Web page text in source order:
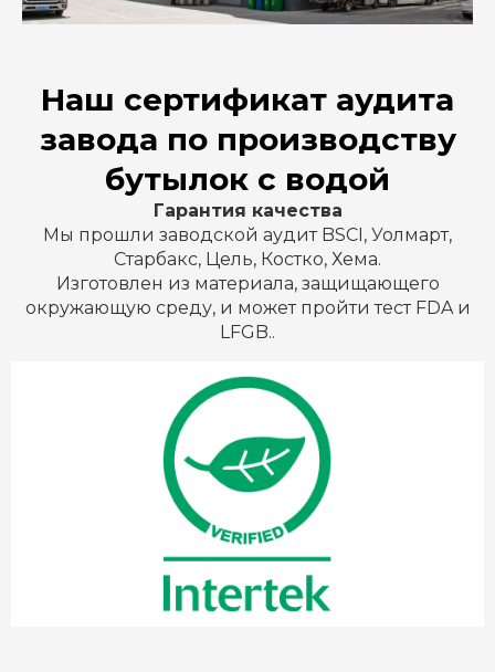
Наш сертификат аудита
завода по производству
бутылок с водой
Гарантия качества
Мы прошли заводской аудит BSCI, Уолмарт,
Старбакс, Цель, Костко, Хема.
Изготовлен из материала, защищающего
окружающую среду, и может пройти тест FDA и
LFGB..